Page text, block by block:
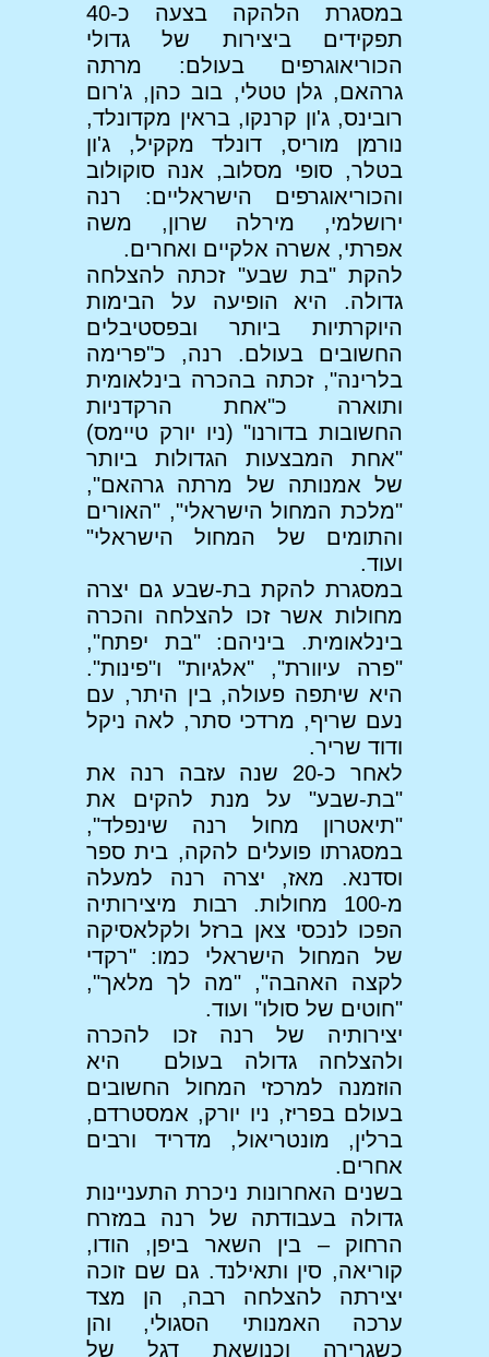
במסגרת הלהקה בצעה כ-40
תפקידים ביצירות של גדולי
הכוריאוגרפים בעולם: מרתה
גרהאם, גלן טטלי, בוב כהן, ג'רום
רובינס, ג'ון קרנקו, בראין מקדונלד,
נורמן מוריס, דונלד מקקיל, ג'ון
בטלר, סופי מסלוב, אנה סוקולוב
והכוריאוגרפים הישראליים: רנה
ירושלמי, מירלה שרון, משה
אפרתי, אשרה אלקיים ואחרים.
להקת "בת שבע" זכתה להצלחה
גדולה. היא הופיעה על הבימות
היוקרתיות ביותר ובפסטיבלים
החשובים בעולם. רנה, כ"פרימה
בלרינה", זכתה בהכרה בינלאומית
ותוארה כ"אחת הרקדניות
החשובות בדורנו" (ניו יורק טיימס)
"אחת המבצעות הגדולות ביותר
של אמנותה של מרתה גרהאם",
"מלכת המחול הישראלי", "האורים
והתומים של המחול הישראלי"
ועוד.
במסגרת להקת בת-שבע גם יצרה
מחולות אשר זכו להצלחה והכרה
בינלאומית. ביניהם: "בת יפתח",
"פרה עיוורת", "אלגיות" ו"פינות".
היא שיתפה פעולה, בין היתר, עם
נעם שריף, מרדכי סתר, לאה ניקל
ודוד שריר.
לאחר כ-20 שנה עזבה רנה את
"בת-שבע" על מנת להקים את
"תיאטרון מחול רנה שינפלד",
במסגרתו פועלים להקה, בית ספר
וסדנא. מאז, יצרה רנה למעלה
מ-100 מחולות. רבות מיצירותיה
הפכו לנכסי צאן ברזל ולקלאסיקה
של המחול הישראלי כמו: "רקדי
לקצה האהבה", "מה לך מלאך",
"חוטים של סולו" ועוד.
יצירותיה של רנה זכו להכרה
ולהצלחה גדולה בעולם היא
הוזמנה למרכזי המחול החשובים
בעולם בפריז, ניו יורק, אמסטרדם,
ברלין, מונטריאול, מדריד ורבים
אחרים.
בשנים האחרונות ניכרת התעניינות
גדולה בעבודתה של רנה במזרח
הרחוק – בין השאר ביפן, הודו,
קוריאה, סין ותאילנד. גם שם זוכה
יצירתה להצלחה רבה, הן מצד
ערכה האמנותי הסגולי, והן
כשגרירה וכנושאת דגל של